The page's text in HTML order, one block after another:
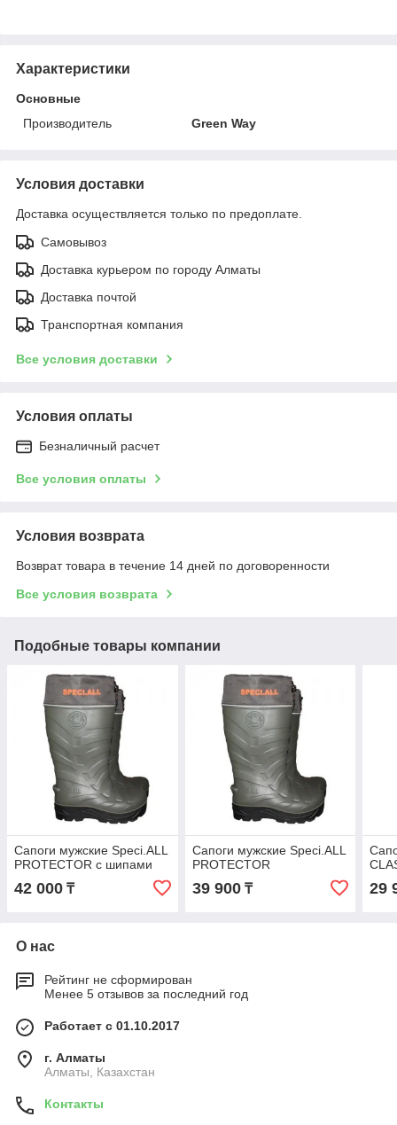
Характеристики
Основные
Производитель
Green Way
Условия доставки
Доставка осуществляется только по предоплате.
Самовывоз
Доставка курьером по городу Алматы
Доставка почтой
Транспортная компания
Все условия доставки
Условия оплаты
Безналичный расчет
Все условия оплаты
Условия возврата
Возврат товара в течение 14 дней по договоренности
Все условия возврата
Подобные товары компании
Сапоги мужские Speci.ALL
PROTECTOR с шипами
42 000 ₸
Сапоги мужские Speci.ALL
PROTECTOR
39 900₸ 29
О нас
Рейтинг не сформирован
Менее 5 отзывов за последний год
Работает с 01.10.2017
г. Алматы
Алматы, Казахстан
Контакты